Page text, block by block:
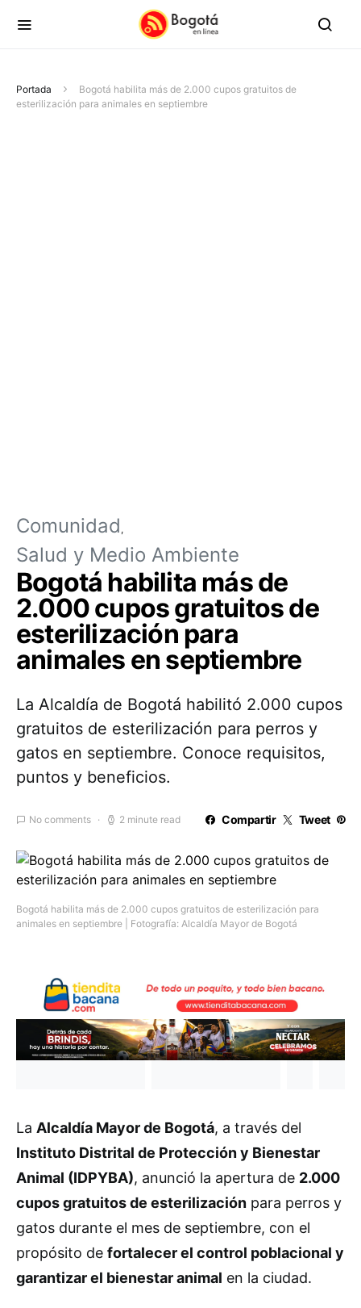
Portada
Bogotá habilita más de 2.000 cupos gratuitos de
esterilización para animales en septiembre
Comunidad
Salud y Medio Ambiente
Bogotá habilita más de
2.000 cupos gratuitos de
esterilización para
animales en septiembre
La Alcaldía de Bogotá habilitó 2.000 cupos
gratuitos de esterilización para perros y
gatos en septiembre. Conoce requisitos,
puntos y beneficios.
No comments 2 minute read Compartir Tweet
Bogotá habilita más de 2.000 cupos gratuitos de esterilización para
animales en septiembre | Fotografía: Alcaldía Mayor de Bogotá
La Alcaldía Mayor de Bogotá, a través del
Instituto Distrital de Protección y Bienestar
Animal (IDPYBA), anunció la apertura de 2.000
cupos gratuitos de esterilización para perros y
gatos durante el mes de septiembre, con el
propósito de fortalecer el control poblacional y
garantizar el bienestar animal en la ciudad.